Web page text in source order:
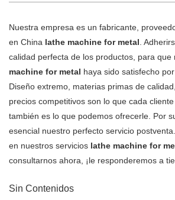
Nuestra empresa es un fabricante,
en China lathe machine for metal .
calidad perfecta de los productos, para que
machine for metal haya sido satisfecho
Diseño extremo, materias primas de
precios competitivos son lo que cada
también es lo que podemos ofrecerle. Por
esencial nuestro perfecto servicio
en nuestros servicios lathe machine for
consultarnos ahora, ¡le responderemos a
Sin Contenidos